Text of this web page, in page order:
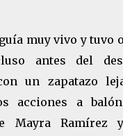
muy vivo y tuvo
antes del
un zapatazo
acciones a
Mayra Ramírez